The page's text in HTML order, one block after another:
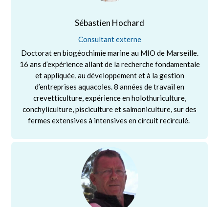
Sébastien Hochard
Consultant externe
Doctorat en biogéochimie marine au MIO de Marseille.
16 ans d’expérience allant de la recherche fondamentale
et appliquée, au développement et à la gestion
d’entreprises aquacoles. 8 années de travail en
crevetticulture, expérience en holothuriculture,
conchyliculture, pisciculture et salmoniculture, sur des
fermes extensives à intensives en circuit recirculé.